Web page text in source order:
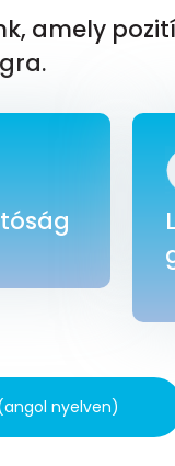
amely
nyelven)